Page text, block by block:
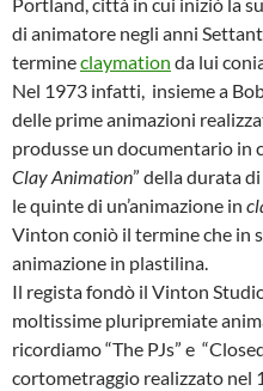
di animatore negli anni
termineclaymation da lui
Nel 1973 infatti, insieme a
delle prime animazioni
produsse un documentario in c
Clay Animation” della durata
le quinte di un’animazione in
Vinton coniò il termine che in
animazione in plastilina.
Il regista fondò il Vinton
moltissime pluripremiate
ricordiamo “The PJs” e
cortometraggio realizzato nel